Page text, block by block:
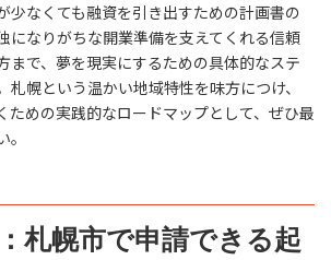
少なくても融資を引き出すための計画書の
になりがちな開業準備を支えてくれる信頼
まで、夢を現実にするための具体的なステ
札幌という温かい地域特性を味方につけ、
ための実践的なロードマップとして、ぜひ最
札幌市で申請できる起